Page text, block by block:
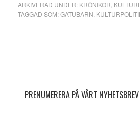
ARKIVERAD UNDER: KRÖNIKOR
TAGGAD SOM:GATUBARN
PRENUMERERA PÅ VÅRT